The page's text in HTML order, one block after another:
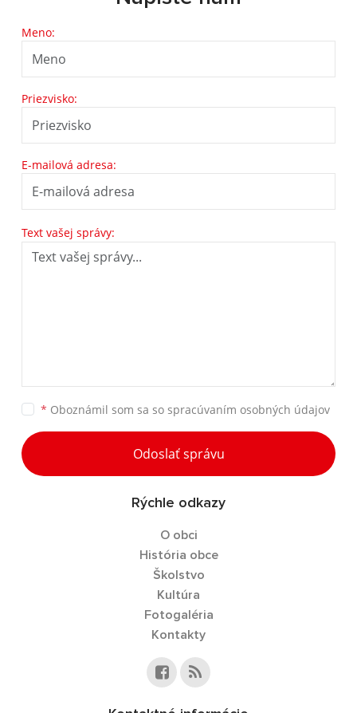
Meno:
Priezvisko:
E-mailová adresa:
Text vašej správy:
* Oboznámil som sa so spracúvaním osobných údajov
Odoslať správu
Rýchle odkazy
O obci
História obce
Školstvo
Kultúra
Fotogaléria
Kontakty